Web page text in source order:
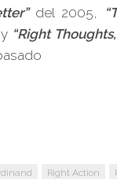
del 2005,
“Right
Right Action